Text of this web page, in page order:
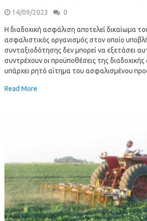
14/09/2023 0
Η διαδοχική ασφάλιση αποτελεί δικαίωμα
ασφαλιστικός οργανισμός στον οποίο
συνταξιοδότησης δεν μπορεί να εξετάσει
συντρέχουν οι προϋποθέσεις της
υπάρχει ρητό αίτημα του ασφαλισμένου
Read More